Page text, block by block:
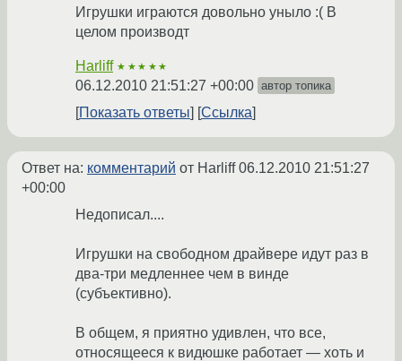
Игрушки играются довольно уныло :( В
целом производт
Harliff ★★★★★
06.12.2010 21:51:27 +00:00 автор топика
Показать ответы Ссылка
Ответ на: комментарий от Harliff06.12.2010 21:51:27
+00:00
Недописал....
Игрушки на свободном драйвере идут раз в
два-три медленнее чем в винде
(субъективно).
В общем, я приятно удивлен, что все,
относящееся к видюшке работает — хоть и